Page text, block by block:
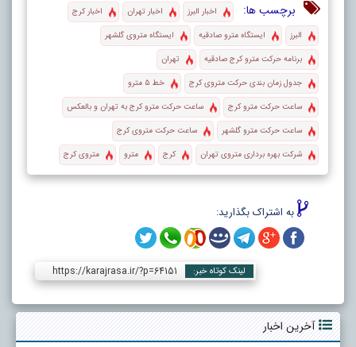
برچسب ها: اخبار البرز اخبار تهران
اخبار کرج
البرز
ایستگاه مترو صادقیه
ایستگاه متروی گلشهر
برنامه حرکت مترو کرج صادقیه
تهران
جدول زمان بندی حرکت متروی کرج
خط ۵ مترو
ساعت حرکت مترو کرج
ساعت حرکت مترو کرج به تهران و بالعکس
ساعت حرکت مترو گلشهر
ساعت حرکت متروی کرج
شرکت بهره برداری متروی تهران
کرج مترو متروی کرج
به اشتراک بگذارید:
لینک کوتاه خبر: https://karajrasa.ir/?p=64151
آخرین اخبار